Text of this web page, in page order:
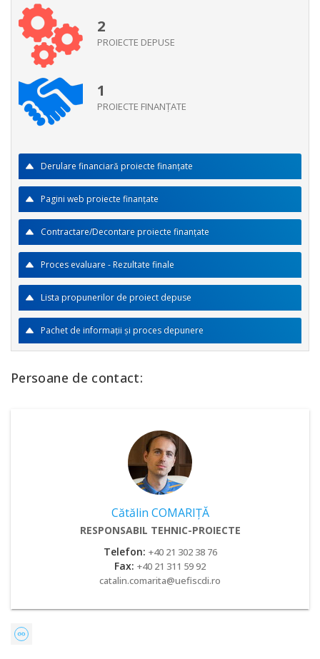
2
PROIECTE DEPUSE
1
PROIECTE FINANŢATE
Derulare financiară proiecte finanţate
Pagini web proiecte finanţate
Contractare/Decontare proiecte finanţate
Proces evaluare - Rezultate finale
Lista propunerilor de proiect depuse
Pachet de informaţii şi proces depunere
Persoane de contact:
Cătălin COMARIŢĂ
RESPONSABIL TEHNIC-PROIECTE
Telefon: +40 21 302 38 76
Fax: +40 21 311 59 92
catalin.comarita@uefiscdi.ro